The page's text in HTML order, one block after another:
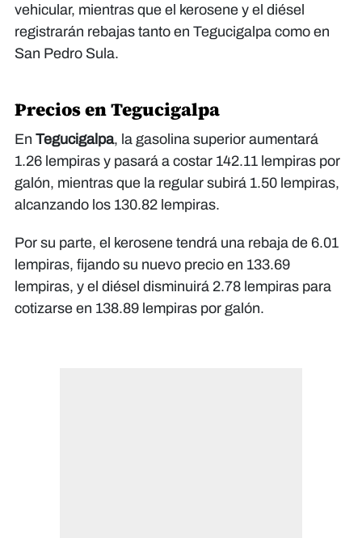
vehicular, mientras que el kerosene y el diésel
registrarán rebajas tanto en Tegucigalpa como en
San Pedro Sula.
Precios en Tegucigalpa
En Tegucigalpa, la gasolina superior aumentará
1.26 lempiras y pasará a costar 142.11 lempiras por
galón, mientras que la regular subirá 1.50 lempiras,
alcanzando los 130.82 lempiras.
Por su parte, el kerosene tendrá una rebaja de 6.01
lempiras, fijando su nuevo precio en 133.69
lempiras, y el diésel disminuirá 2.78 lempiras para
cotizarse en 138.89 lempiras por galón.